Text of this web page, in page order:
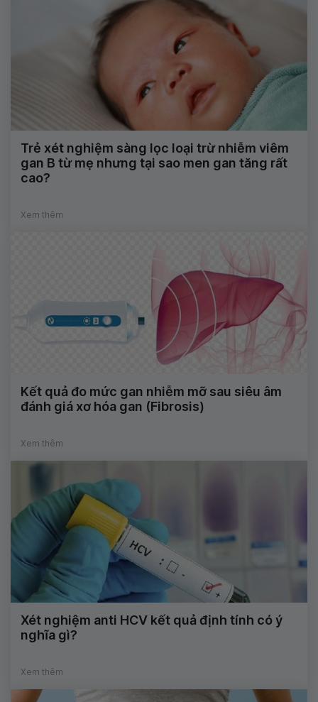
Trẻ xét nghiệm sàng lọc loại trừ nhiễm viêm
gan B từ mẹ nhưng tại sao men gan tăng rất
cao?
Xem thêm
Kết quả đo mức gan nhiễm mỡ sau siêu âm
đánh giá xơ hóa gan (Fibrosis)
Xem thêm
Xét nghiệm anti HCV kết quả định tính có ý
nghĩa gì?
Xem thêm